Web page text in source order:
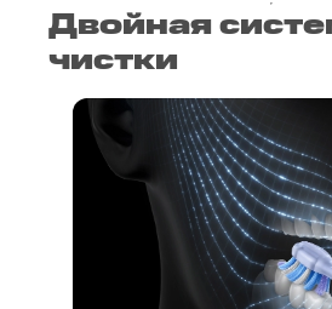
Двойная
чистки